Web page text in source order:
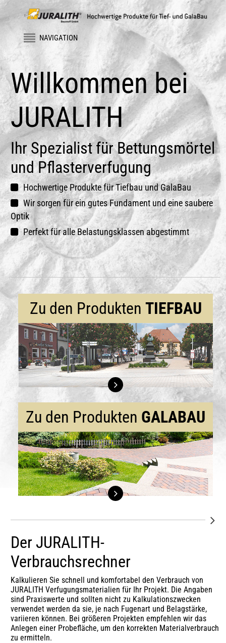
NAVIGATION
Willkommen bei
JURALITH
Ihr Spezialist für Bettungsmörtel
und Pflasterverfugung
Hochwertige Produkte für Tiefbau und GalaBau
Wir sorgen für ein gutes Fundament und eine saubere
Optik
Perfekt für alle Belastungsklassen abgestimmt
Zu den Produkten TIEFBAU
Zu den Produkten GALABAU
Der JURALITH-
Verbrauchsrechner
Kalkulieren Sie schnell und komfortabel den Verbrauch von
JURALITH Verfugungsmaterialien für Ihr Projekt. Die Angaben
sind Praxiswerte und sollten nicht zu Kalkulationszwecken
verwendet werden da sie, je nach Fugenart und Belagstärke,
variieren können. Bei größeren Projekten empfehlen wir das
Anlegen einer Probefläche, um den korrekten Materialverbrauch
zu ermitteln.